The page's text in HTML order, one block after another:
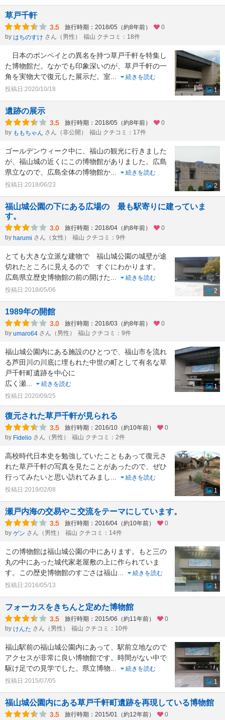
草戸千軒
3.5 旅行時期：2018/05（約8年前）
0
by はちのすけ さん（男性） 福山 クチコミ：18件
日本のボンペイとの異名を持つ草戸千軒を特集し
た博物館だ。なかでも印象深いのが、草戸千軒の一
角を実物大で復元した展示だ。室
続きを読む
投稿日:2020/10/18
1
遺跡の展示
3.5 旅行時期：2018/05（約8年前）
0
by ももちゃん さん（非公開） 福山 クチコミ：17件
ゴールデンウィーク中に、福山の観光に行きました
が、福山城の近くにこの博物館がありました。広島
県立なので、広島全体の博物館か
続きを読む
投稿日:2018/06/23
2
福山城公園の下にある広場の 最も駅寄りに建っていま
す。
3.0 旅行時期：2018/04（約8年前）
0
by harumi さん（女性） 福山 クチコミ：9件
とても大きな立派な建物で 福山城公園の城壁が途
切れたところに見えるので すぐにわかります。
広島県立歴史博物館の前の開けた
続きを読む
投稿日:2018/05/06
2
1989年の開館
3.0 旅行時期：2018/03（約8年前）
0
by umaro64 さん（男性） 福山 クチコミ：9件
福山城公園内にある施設のひとつで、福山市を流れ
る芦田川の川底に埋もれた中世の町として有名な草
戸千軒町遺跡を中心に
広く瀬
続きを読む
投稿日:2020/09/25
1
復元された草戸千軒が見られる
3.5 旅行時期：2016/10（約10年前）
0
by Fidelio さん（男性） 福山 クチコミ：2件
高校時代日本史を勉強していたこともあって復元さ
れた草戸千軒の写真を見たことがあったので、ぜひ
行ってみたいと思い訪れてみまし
続きを読む
投稿日:2019/02/08
1
瀬戸内海の交易やこ交流をテーマにしています。
3.5 旅行時期：2016/04（約10年前）
0
by ゲン さん（男性） 福山 クチコミ：14件
この博物館は福山城公園の中にあります。もと三の
丸の中にあった城代家老屋敷の上に作られていま
す。この歴史博物館のすごさは福山
続きを読む
投稿日:2016/05/13
1
フォーカスをきちんと定めた博物館
3.5 旅行時期：2015/06（約11年前）
0
by けんた さん（男性） 福山 クチコミ：10件
福山駅前の福山城公園内にあって、駅前立地なので
アクセスが非常に良い博物館です。時間がない中で
駆け足での見学でした。県立博物
続きを読む
投稿日:2015/07/05
1
福山城公園内にある草戸千軒町遺跡を再現している博物館
3.5 旅行時期：2015/01（約12年前） 0